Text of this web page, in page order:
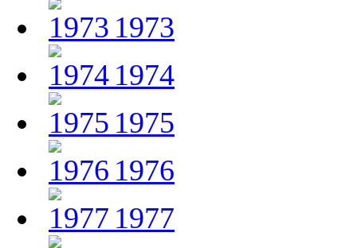
1973
1974
1975
1976
1977